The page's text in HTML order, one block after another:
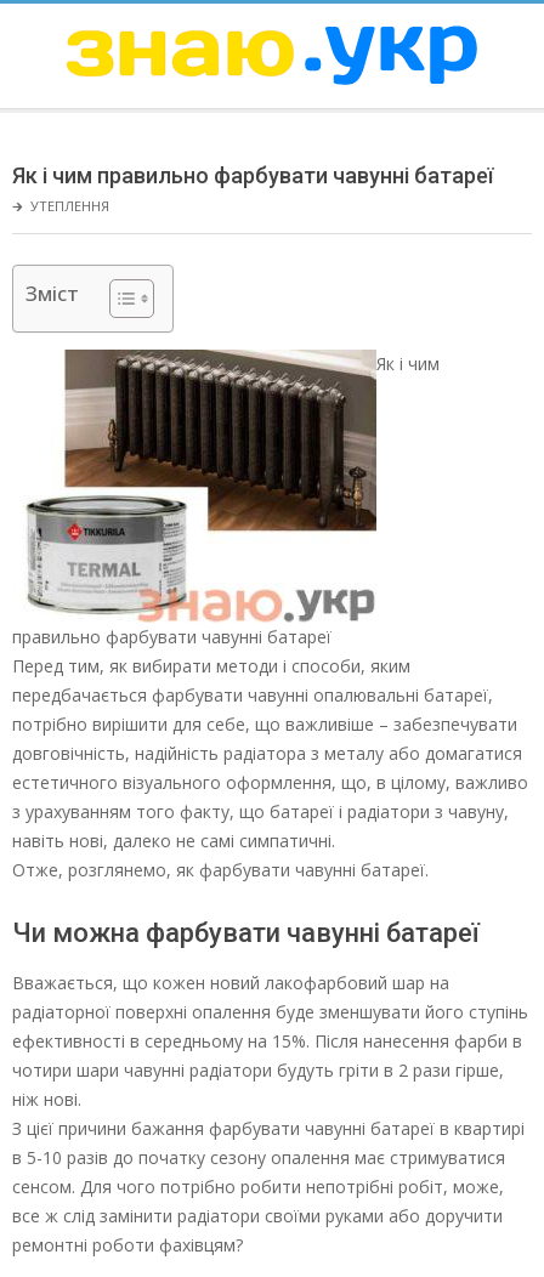
ЗНАЮ
Menu
Як і чим правильно фарбувати чавунні батареї
🡲 УТЕПЛЕННЯ
Зміст
Як і чим
правильно фарбувати чавунні батареї
Перед тим, як вибирати методи і способи, яким
передбачається фарбувати чавунні опалювальні батареї,
потрібно вирішити для себе, що важливіше – забезпечувати
довговічність, надійність радіатора з металу або домагатися
естетичного візуального оформлення, що, в цілому, важливо
з урахуванням того факту, що батареї і радіатори з чавуну,
навіть нові, далеко не самі симпатичні.
Отже, розглянемо, як фарбувати чавунні батареї.
Чи можна фарбувати чавунні батареї
Вважається, що кожен новий лакофарбовий шар на
радіаторної поверхні опалення буде зменшувати його ступінь
ефективності в середньому на 15%. Після нанесення фарби в
чотири шари чавунні радіатори будуть гріти в 2 рази гірше,
ніж нові.
З цієї причини бажання фарбувати чавунні батареї в квартирі
в 5-10 разів до початку сезону опалення має стримуватися
сенсом. Для чого потрібно робити непотрібні робіт, може,
все ж слід замінити радіатори своїми руками або доручити
ремонтні роботи фахівцям?